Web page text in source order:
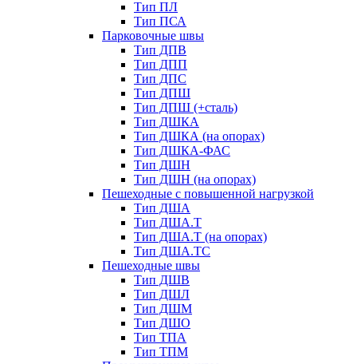
Тип ПЛ
Тип ПСА
Парковочные швы
Тип ДПВ
Тип ДПП
Тип ДПС
Тип ДПШ
Тип ДПШ (+сталь)
Тип ДШКА
Тип ДШКА (на опорах)
Тип ДШКА-ФАС
Тип ДШН
Тип ДШН (на опорах)
Пешеходные с повышенной нагрузкой
Тип ДША
Тип ДША.Т
Тип ДША.Т (на опорах)
Тип ДША.ТС
Пешеходные швы
Тип ДШВ
Тип ДШЛ
Тип ДШМ
Тип ДШО
Тип ТПА
Тип ТПМ